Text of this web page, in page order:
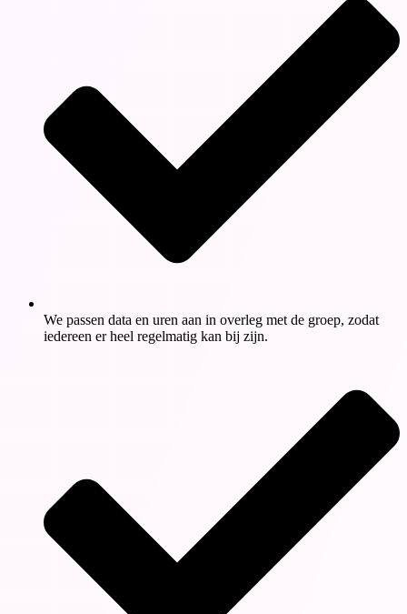
We passen data en uren aan in overleg met de groep, zodat
iedereen er heel regelmatig kan bij zijn.